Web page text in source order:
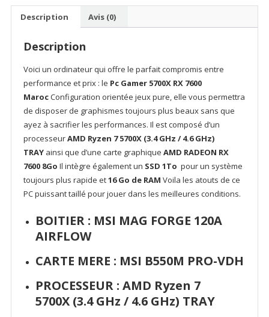
5700X-
7600
8Go
Description Avis (0)
Description
Voici un ordinateur qui offre le parfait compromis entre
performance et prix : le Pc Gamer 5700X RX 7600
MarocConfiguration orientée jeux pure, elle vous permettra
de disposer de graphismes toujours plus beaux sans que
ayez à sacrifier les performances. Il est composé d’un
processeurAMD Ryzen 7 5700X (3.4 GHz / 4.6 GHz)
TRAYainsi que d’une carte graphique AMD RADEON RX
7600 8Go Il intègre également un SSD 1To pour un système
toujours plus rapide et16 Go de RAM Voila les atouts de ce
PC puissant taillé pour jouer dans les meilleures conditions.
BOITIER : MSI MAG FORGE 120A
AIRFLOW
CARTE MERE : MSI B550M PRO-VDH
PROCESSEUR : AMD Ryzen 7
5700X (3.4 GHz / 4.6 GHz) TRAY